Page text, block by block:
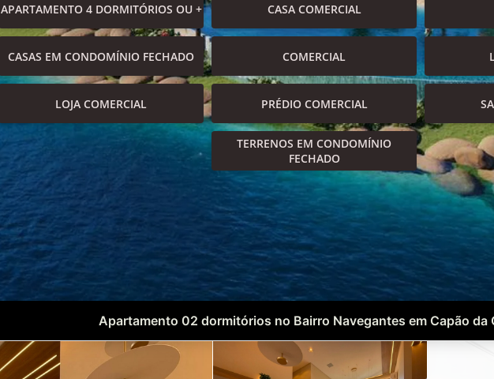
APARTAMENTO 4 DORMITÓRIOS OU + CASA COMERCIAL
CASAS EM CONDOMÍNIO FECHADO COMERCIAL
LOJA COMERCIAL PRÉDIO COMERCIAL
TERRENOS EM CONDOMÍNIO
FECHADO
Apartamento 02 dormitórios no Bairro Navegantes em Capão da